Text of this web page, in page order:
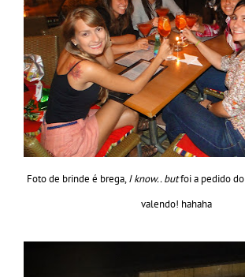
Foto de brinde é brega,I know.. butfoi a pedido do
valendo! hahaha